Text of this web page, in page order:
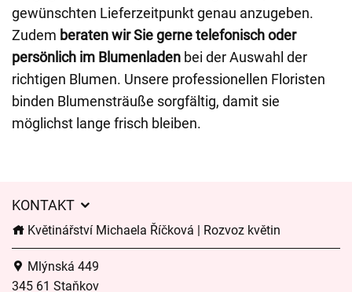
gewünschten Lieferzeitpunkt genau anzugeben.
Zudem beraten wir Sie gerne telefonisch oder
persönlich im Blumenladen bei der Auswahl der
richtigen Blumen. Unsere professionellen Floristen
binden Blumensträuße sorgfältig, damit sie
möglichst lange frisch bleiben.
KONTAKT
Květinářství Michaela Říčková | Rozvoz květin
Mlýnská 449
345 61 Staňkov